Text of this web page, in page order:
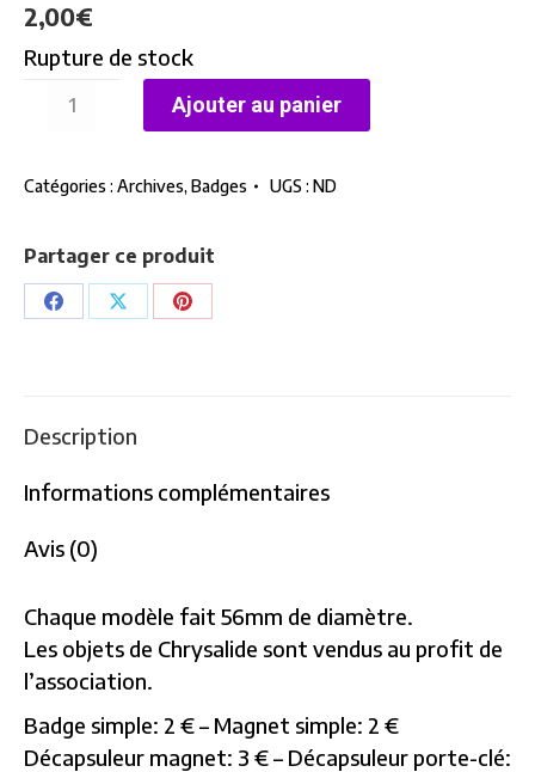
2,00€
Rupture de stock
quantité
Belle,
intelligente
et
trans
Ajouter au panier
Catégories : Archives, Badges UGS : ND
Partager ce produit
PartagerPartagerPartager
Description
Informations complémentaires
Avis (0)
Chaque modèle fait 56mm de diamètre.
Les objets de Chrysalide sont vendus au profit de
l’association.
Badge simple: 2 € – Magnet simple: 2 €
Décapsuleur magnet: 3 € – Décapsuleur porte-clé: